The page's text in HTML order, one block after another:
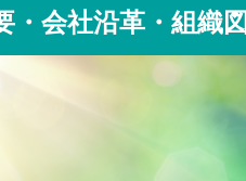
・会社沿革・組織図